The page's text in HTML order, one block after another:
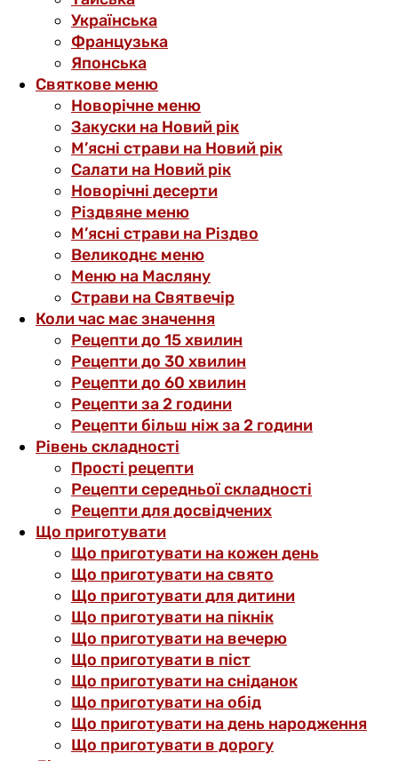
Українська
Французька
Японська
Святкове меню
Новорічне меню
Закуски на Новий рік
М’ясні страви на Новий рік
Салати на Новий рік
Новорічні десерти
Різдвяне меню
М’ясні страви на Різдво
Великоднє меню
Меню на Масляну
Страви на Святвечір
Коли час має значення
Рецепти до 15 хвилин
Рецепти до 30 хвилин
Рецепти до 60 хвилин
Рецепти за 2 години
Рецепти більш ніж за 2 години
Рівень складності
Прості рецепти
Рецепти середньої складності
Рецепти для досвідчених
Що приготувати
Що приготувати на кожен день
Що приготувати на свято
Що приготувати для дитини
Що приготувати на пікнік
Що приготувати на вечерю
Що приготувати в піст
Що приготувати на сніданок
Що приготувати на обід
Що приготувати на день народження
Що приготувати в дорогу